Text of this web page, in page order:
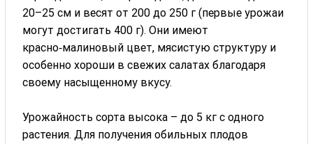
20–25 см и весят от 200 до 250 г (первые урожаи
могут достигать 400 г). Они имеют
красно‑малиновый цвет, мясистую структуру и
особенно хороши в свежих салатах благодаря
своему насыщенному вкусу.
Урожайность сорта высока – до 5 кг с одного
растения. Для получения обильных плодов